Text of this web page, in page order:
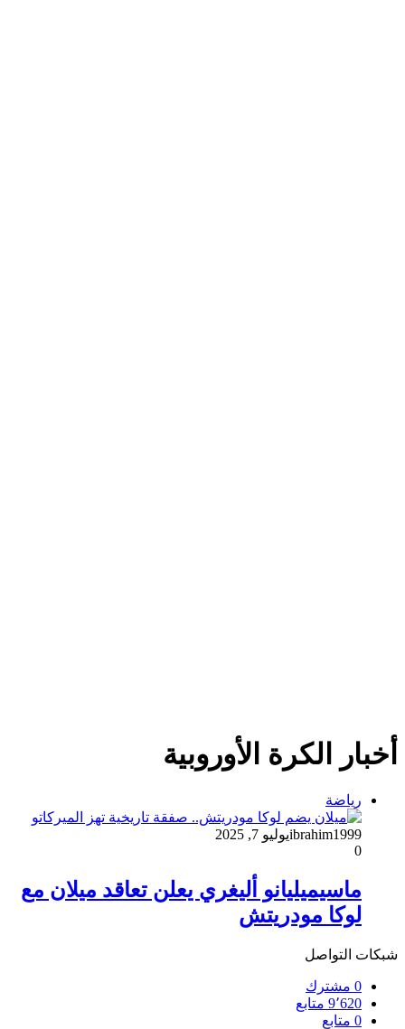
أخبار الكرة الأوروبية
رياضة
ibrahim1999يوليو 7, 2025
0
ماسيميليانو أليغري يعلن تعاقد ميلان مع
لوكا مودريتش
شبكات التواصل
0 مشترك
9٬620 متابع
0 متابع